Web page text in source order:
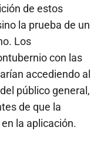
de estos
la prueba de un
Los
con las
accediendo al
público general,
de que la
la aplicación.